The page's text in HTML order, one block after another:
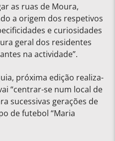
as ruas de Moura,
a origem dos respetivos
e curiosidades
geral dos residentes
na actividade”.
próxima edição realiza-
“centrar-se num local de
sucessivas gerações de
de futebol “Maria